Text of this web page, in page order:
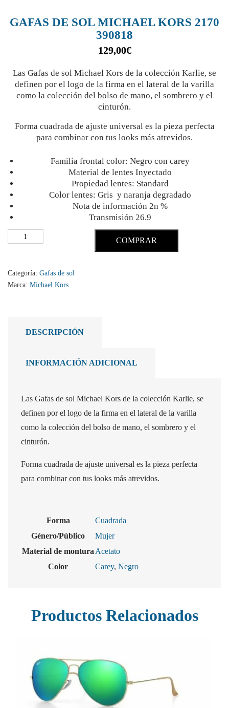
GAFAS DE SOL MICHAEL KORS 2170
390818
129,00€
Las Gafas de sol Michael Kors de la colección Karlie, se
definen por el logo de la firma en el lateral de la varilla
como la colección del bolso de mano, el sombrero y el
cinturón.
Forma cuadrada de ajuste universal es la pieza perfecta
para combinar con tus looks más atrevidos.
Familia frontal color: Negro con carey
Material de lentes Inyectado
Propiedad lentes: Standard
Color lentes: Gris y naranja degradado
Nota de información 2n %
Transmisión 26.9
COMPRAR
Categoría: Gafas de sol
Marca: Michael Kors
DESCRIPCIÓN
INFORMACIÓN ADICIONAL
Las Gafas de sol Michael Kors de la colección Karlie, se
definen por el logo de la firma en el lateral de la varilla
como la colección del bolso de mano, el sombrero y el
cinturón.
Forma cuadrada de ajuste universal es la pieza perfecta
para combinar con tus looks más atrevidos.
Forma
Cuadrada
Género/Público
Mujer
Material de montura Acetato
Color
Carey, Negro
Productos Relacionados